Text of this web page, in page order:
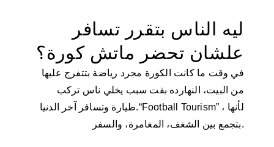
ليه الناس بتقرر تسافر
علشان تحضر ماتش كورة؟
في وقت ما كانت الكورة مجرد رياضة بتتفرج عليها
من البيت، النهارده بقت سبب يخلي ناس تركب
طيارة وتسافر آخر الدنيا.“Football Tourism” ، لأنها
بتجمع بين الشغف، المغامرة، والسفر.